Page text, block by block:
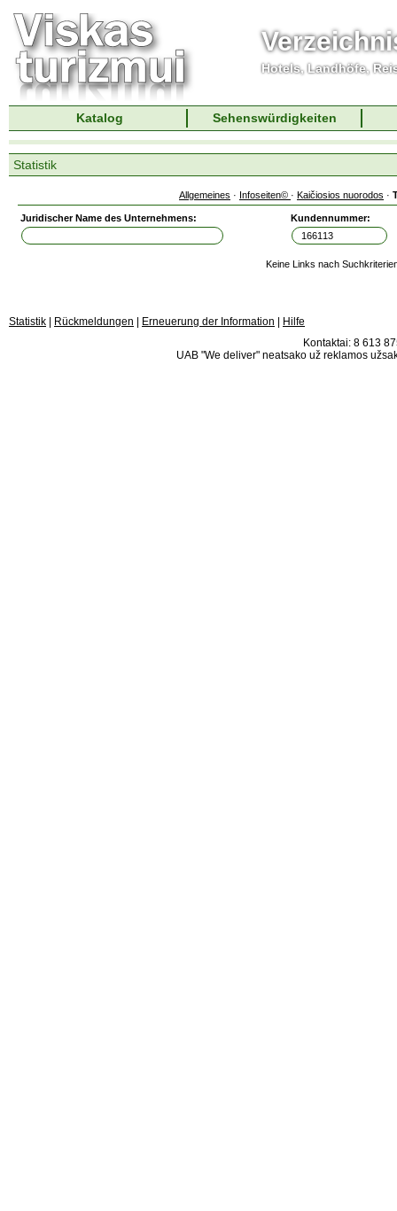
Hotels, Landhöfe,
Katalog Sehenswürdigkeiten
Statistik
Allgemeines · Infoseiten© · Kaičiosios nuorodos ·
Juridischer Name des Unternehmens: Kundennummer:
Keine Links nach
Statistik Rückmeldungen Erneuerung der Information
Hilfe
Kontaktai: 8 613
UAB "We deliver" neatsako už reklamos